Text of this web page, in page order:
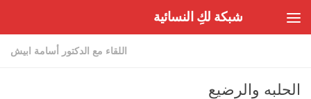
شبكة لكِ النسائية
اللقاء مع الدكتور أسامة ابيش
الحلبه والرضيع